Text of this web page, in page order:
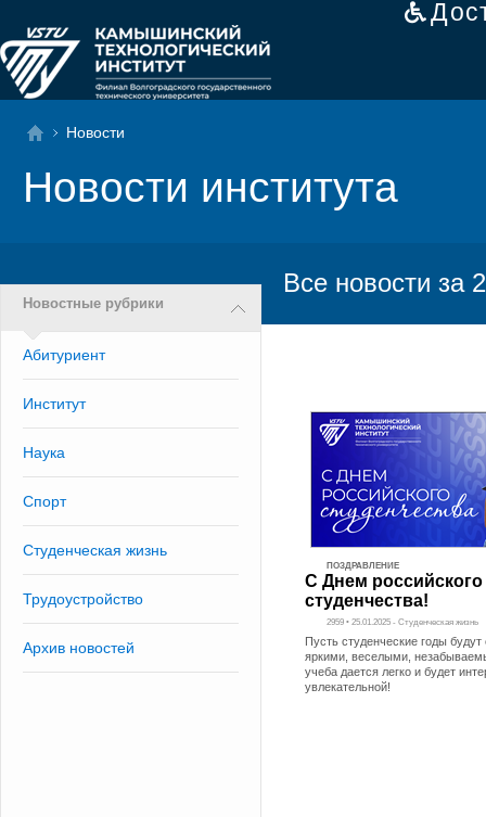
Новости
Новости института
Новостные рубрики
Абитуриент
Институт
Наука
Спорт
Студенческая жизнь
Трудоустройство
Архив новостей
Все новости за
ПОЗДРАВЛЕНИЕ
С Днем российского
студенчества!
2959 • 25.01.2025 - Студенческая жизнь
Пусть студенческие годы
яркими, веселыми,
учеба дается легко и будет
увлекательной!